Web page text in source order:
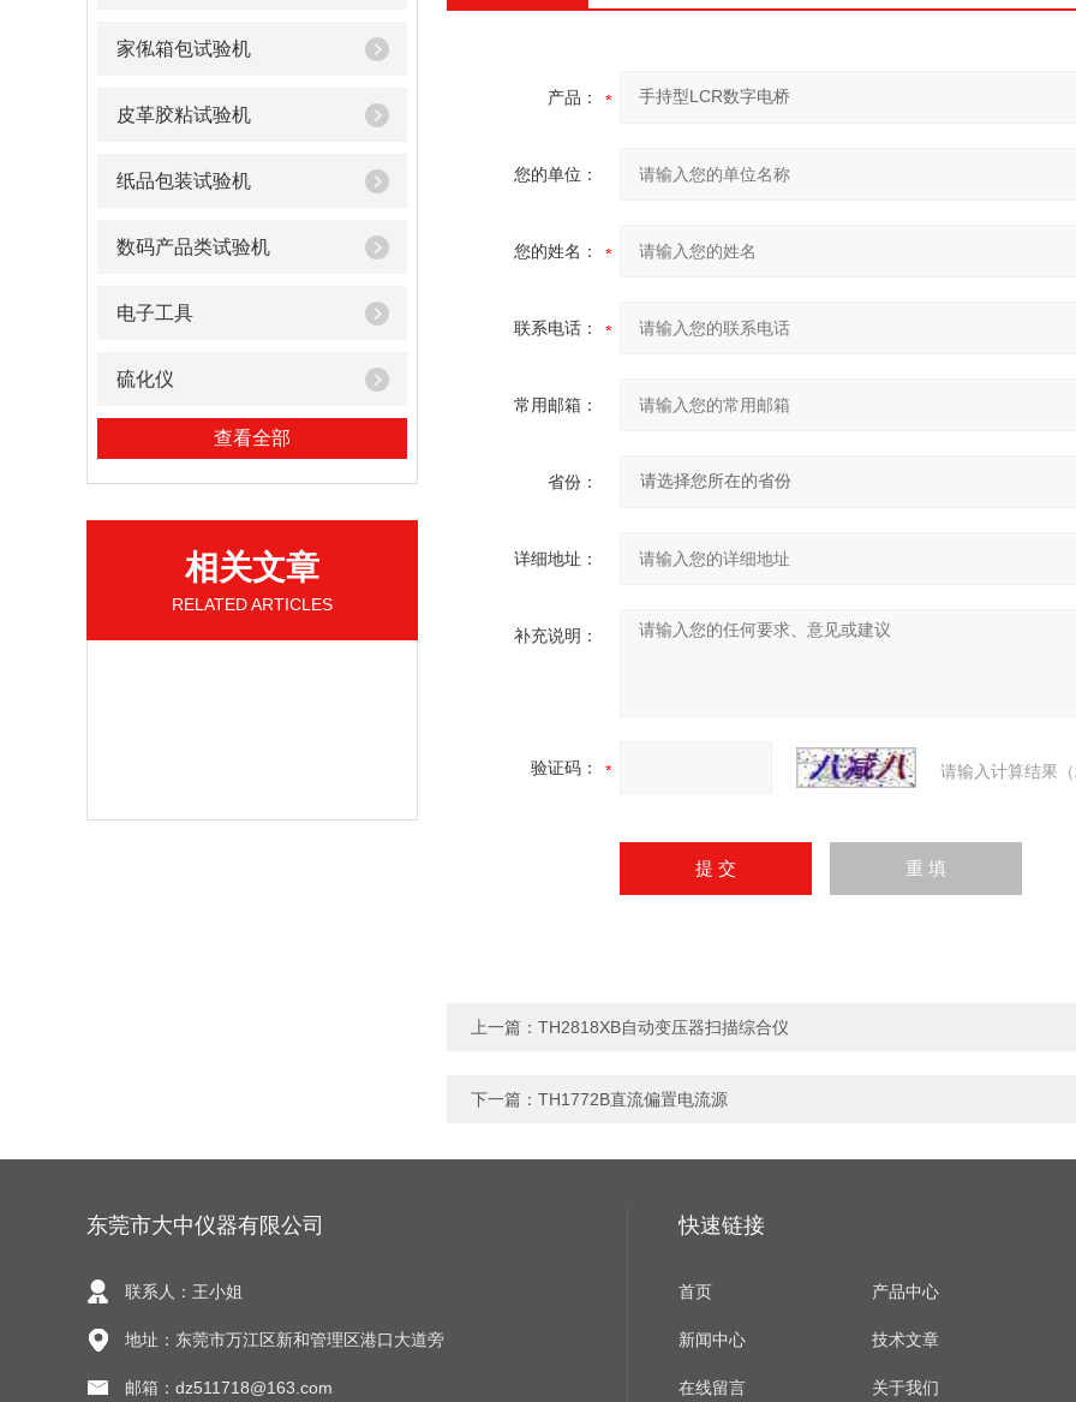
家俬箱包试验机
皮革胶粘试验机
纸品包装试验机
数码产品类试验机
电子工具
硫化仪
查看全部
相关文章
RELATED ARTICLES
产品：
您的单位：
您的姓名：
联系电话：
常用邮箱：
省份：
详细地址：
补充说明：
验证码： 请输入计算结果
上一篇： TH2818XB自动变压器扫描综合仪
下一篇： TH1772B直流偏置电流源
东莞市大中仪器有限公司
联系人：王小姐
地址：东莞市万江区新和管理区港口大道旁
邮箱：dz511718@163.com
快速链接
首页 产品中心
新闻中心 技术文章
在线留言 关于我们